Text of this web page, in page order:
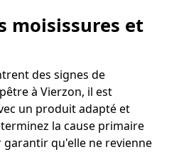
moisissures et
des signes de
à Vierzon, il est
un produit adapté et
la cause primaire
qu'elle ne revienne